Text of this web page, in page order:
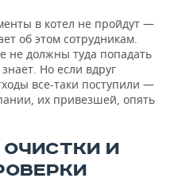
в котел не пройдут —
об этом сотрудникам.
не должны туда попадать
Но если вдруг
все-таки поступили —
их привезшей, опять
ОЧИСТКИ И